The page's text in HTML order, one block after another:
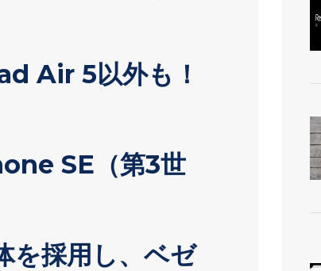
Air 5以外も！
SE（第3世
採用し、ベゼ